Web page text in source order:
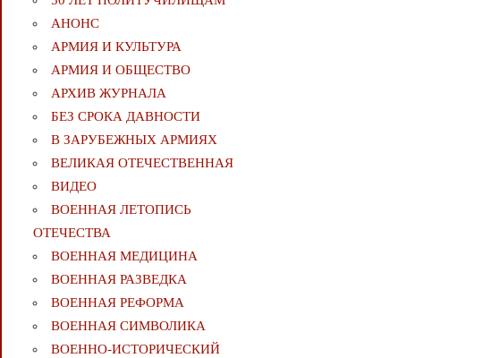
АНОНС
АРМИЯ И КУЛЬТУРА
АРМИЯ И ОБЩЕСТВО
АРХИВ ЖУРНАЛА
БЕЗ СРОКА ДАВНОСТИ
В ЗАРУБЕЖНЫХ АРМИЯХ
ВЕЛИКАЯ ОТЕЧЕСТВЕННАЯ
ВИДЕО
ВОЕННАЯ ЛЕТОПИСЬ
ОТЕЧЕСТВА
ВОЕННАЯ МЕДИЦИНА
ВОЕННАЯ РАЗВЕДКА
ВОЕННАЯ РЕФОРМА
ВОЕННАЯ СИМВОЛИКА
ВОЕННО-ИСТОРИЧЕСКИЙ